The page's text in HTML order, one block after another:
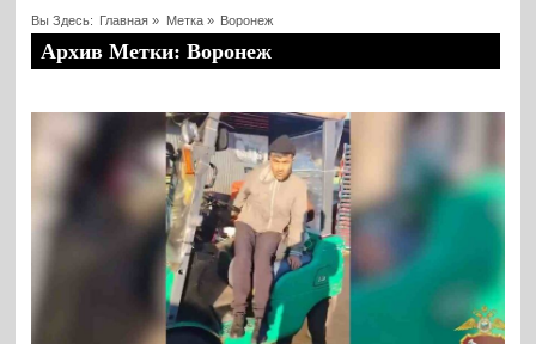
Вы Здесь: Главная » Метка » Воронеж
Архив Метки: Воронеж